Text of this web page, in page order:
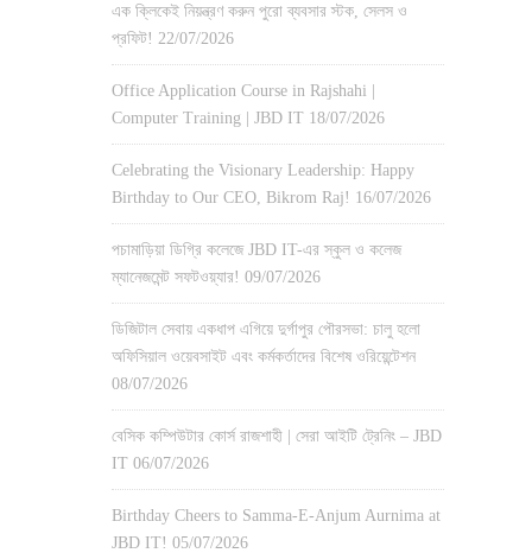
এক ক্লিকেই নিয়ন্ত্রণ করুন পুরো ব্যবসার স্টক, সেলস ও
প্রফিট! 22/07/2026
Office Application Course in Rajshahi |
Computer Training | JBD IT 18/07/2026
Celebrating the Visionary Leadership: Happy
Birthday to Our CEO, Bikrom Raj! 16/07/2026
পচামাড়িয়া ডিগ্রি কলেজে JBD IT-এর স্কুল ও কলেজ
ম্যানেজমেন্ট সফটওয়্যার! 09/07/2026
ডিজিটাল সেবায় একধাপ এগিয়ে দুর্গাপুর পৌরসভা: চালু হলো
অফিসিয়াল ওয়েবসাইট এবং কর্মকর্তাদের বিশেষ ওরিয়েন্টেশন
08/07/2026
বেসিক কম্পিউটার কোর্স রাজশাহী | সেরা আইটি ট্রেনিং – JBD
IT 06/07/2026
Birthday Cheers to Samma-E-Anjum Aurnima at
JBD IT! 05/07/2026